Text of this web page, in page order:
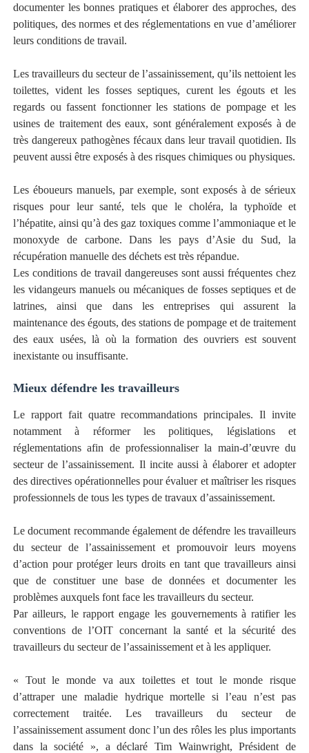
documenter les bonnes pratiques et élaborer des approches, des
politiques, des normes et des réglementations en vue d’améliorer
leurs conditions de travail.
Les travailleurs du secteur de l’assainissement, qu’ils nettoient les
toilettes, vident les fosses septiques, curent les égouts et les
regards ou fassent fonctionner les stations de pompage et les
usines de traitement des eaux, sont généralement exposés à de
très dangereux pathogènes fécaux dans leur travail quotidien. Ils
peuvent aussi être exposés à des risques chimiques ou physiques.
Les éboueurs manuels, par exemple, sont exposés à de sérieux
risques pour leur santé, tels que le choléra, la typhoïde et
l’hépatite, ainsi qu’à des gaz toxiques comme l’ammoniaque et le
monoxyde de carbone. Dans les pays d’Asie du Sud, la
récupération manuelle des déchets est très répandue.
Les conditions de travail dangereuses sont aussi fréquentes chez
les vidangeurs manuels ou mécaniques de fosses septiques et de
latrines, ainsi que dans les entreprises qui assurent la
maintenance des égouts, des stations de pompage et de traitement
des eaux usées, là où la formation des ouvriers est souvent
inexistante ou insuffisante.
Mieux défendre les travailleurs
Le rapport fait quatre recommandations principales. Il invite
notamment à réformer les politiques, législations et
réglementations afin de professionnaliser la main-d’œuvre du
secteur de l’assainissement. Il incite aussi à élaborer et adopter
des directives opérationnelles pour évaluer et maîtriser les risques
professionnels de tous les types de travaux d’assainissement.
Le document recommande également de défendre les travailleurs
du secteur de l’assainissement et promouvoir leurs moyens
d’action pour protéger leurs droits en tant que travailleurs ainsi
que de constituer une base de données et documenter les
problèmes auxquels font face les travailleurs du secteur.
Par ailleurs, le rapport engage les gouvernements à ratifier les
conventions de l’OIT concernant la santé et la sécurité des
travailleurs du secteur de l’assainissement et à les appliquer.
« Tout le monde va aux toilettes et tout le monde risque
d’attraper une maladie hydrique mortelle si l’eau n’est pas
correctement traitée. Les travailleurs du secteur de
l’assainissement assument donc l’un des rôles les plus importants
dans la société », a déclaré Tim Wainwright, Président de